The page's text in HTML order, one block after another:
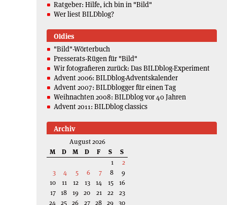
Ratgeber: Hilfe, ich bin in "Bild"
Wer liest BILDblog?
Oldies
"Bild"-Wörterbuch
Presserats-Rügen für "Bild"
Wir fotografieren zurück: Das BILDblog-Experiment
Advent 2006: BILDblog-Adventskalender
Advent 2007: BILDblogger für einen Tag
Weihnachten 2008: BILDblog vor 40 Jahren
Advent 2011: BILDblog classics
Archiv
August 2026
M
D M D F S
S
1
2
3
4 5 6 7 8
9
10
11 12 13 14 15
16
17 18 19 20 21 22
23
24 25 26 27 28 29 30